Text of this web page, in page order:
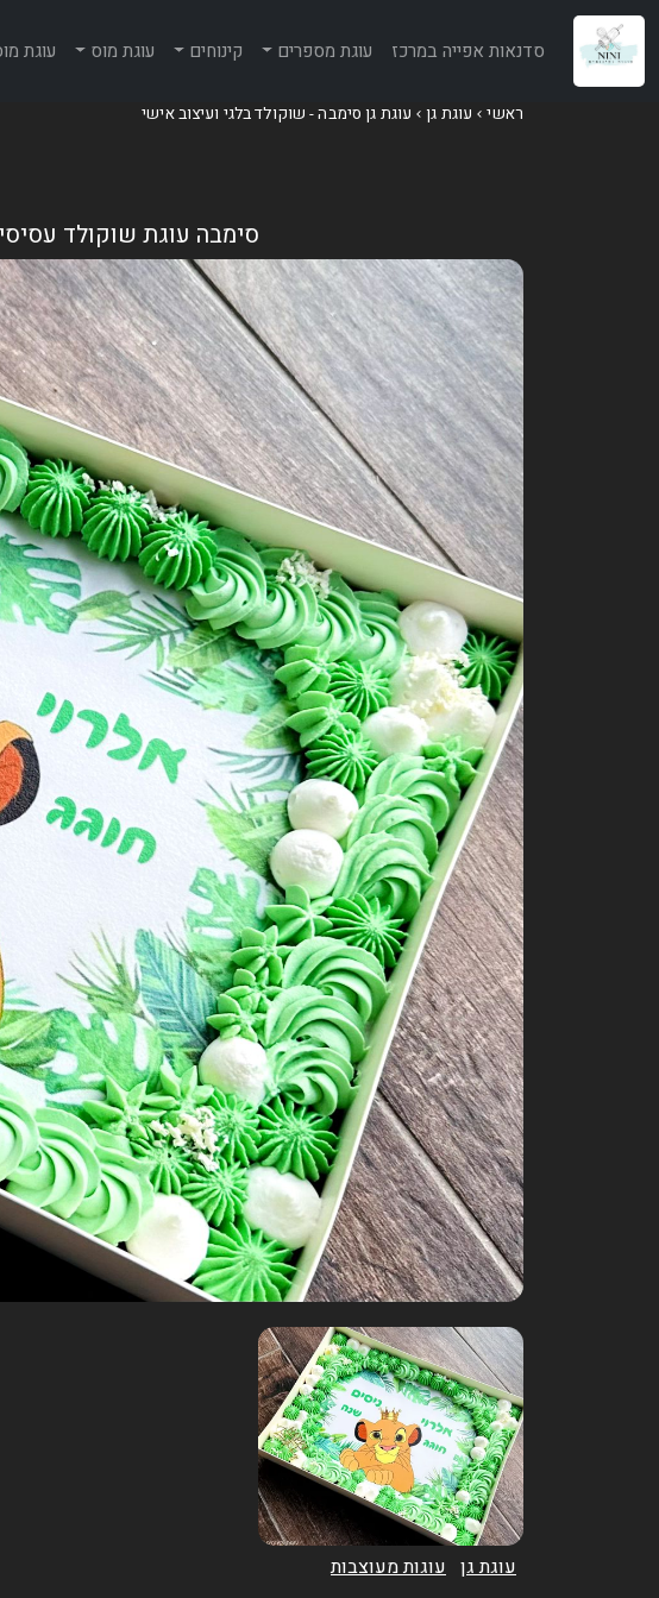
סדנאות אפייה במרכז עוגת מספרים קינוחים עוגת מוס עוגת
ראשי עוגת גן עוגת גן סימבה - שוקולד בלגי ועיצוב אישי
סימבה עוגת שוקולד
עוגת גן עוגות מעוצבות